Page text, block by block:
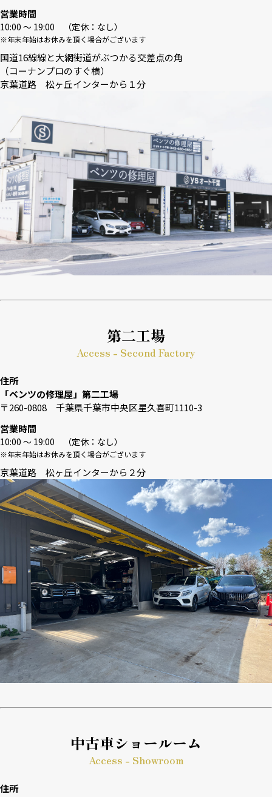
営業時間
10:00 〜 19:00 （定休：なし）
※年末年始はお休みを頂く場合がございます
国道16線線と大網街道がぶつかる交差点の角
（コーナンプロのすぐ横）
京葉道路 松ヶ丘インターから１分
第二工場
Access - Second Factory
住所
「ベンツの修理屋」第二工場
〒260-0808 千葉県千葉市中央区星久喜町1110-3
営業時間
10:00 〜 19:00 （定休：なし）
※年末年始はお休みを頂く場合がございます
京葉道路 松ヶ丘インターから２分
中古車ショールーム
Access - Showroom
住所